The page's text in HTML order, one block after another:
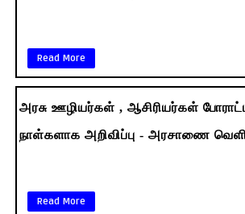
Read More
அரசு ஊழியர்கள் , ஆசிரியர்கள்
நாள்களாக அறிவிப்பு - அரசாணை
Read More